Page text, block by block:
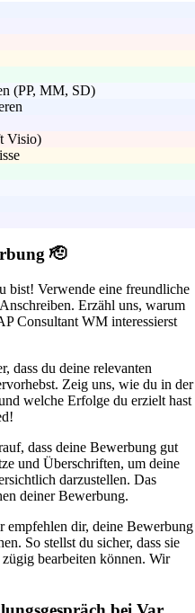
(PP, MM, SD)
Visio)
🫡
bist! Verwende eine freundliche
Erzähl uns, warum
Consultant WM interessierst
dass du deine relevanten
Zeig uns, wie du in der
welche Erfolge du erzielt hast
dass deine Bewerbung gut
und Überschriften, um deine
darzustellen. Das
deiner Bewerbung.
empfehlen dir, deine Bewerbung
So stellst du sicher, dass sie
bearbeiten können. Wir